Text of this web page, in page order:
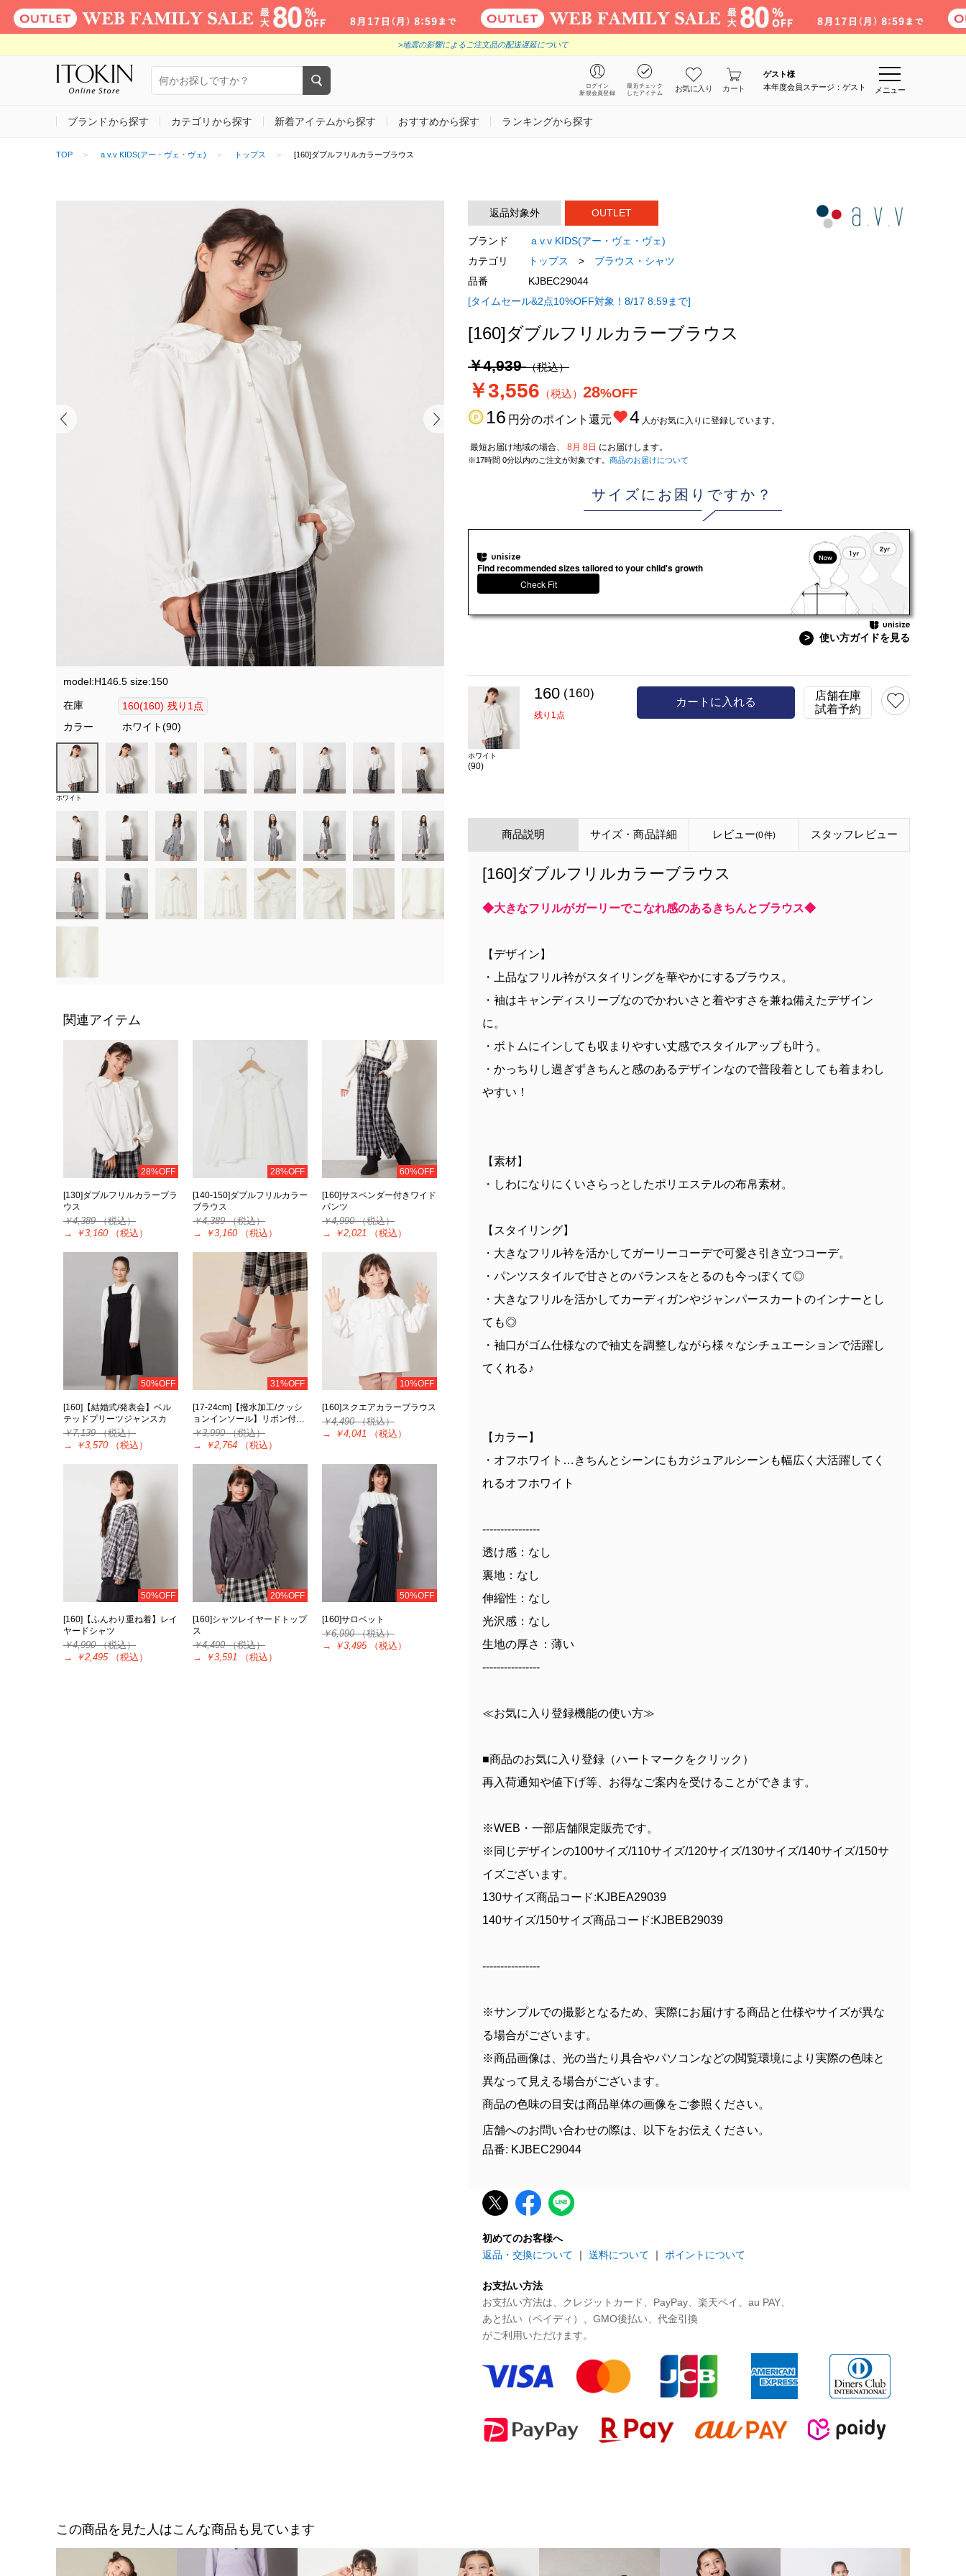
>地震の影響によるご注文品の配送遅延について
ログイン
新規会員登録
最近チェック
したアイテム
お気に入り カート
ゲスト様
本年度会員ステージ：ゲスト
メニュー
ブランドから探す カテゴリから探す 新着アイテムから探す おすすめから探す ランキングから探す
TOP a.v.v KIDS(アー・ヴェ・ヴェ) トップス [160]ダブルフリルカラーブラウス
model:H146.5 size:150
在庫 160(160) 残り1点
カラー
ホワイト(90)
ホワイト
関連アイテム
28%OFF
[130]ダブルフリルカラーブラ
ウス
￥4,389（税込）
→
￥3,160 （税込）
28%OFF
[140-150]ダブルフリルカラー
ブラウス
￥4,389（税込）
→
￥3,160 （税込）
60%OFF
[160]サスペンダー付きワイド
パンツ
￥4,990（税込）
→
￥2,021 （税込）
50%OFF
[160]【結婚式/発表会】ベル
テッドプリーツジャンスカ
￥7,139（税込）
→
￥3,570 （税込）
31%OFF
[17-24cm]【撥水加工/クッシ
ョンインソール】リボン付…
￥3,990（税込）
→
￥2,764 （税込）
10%OFF
[160]スクエアカラーブラウス
￥4,490（税込）
→
￥4,041 （税込）
50%OFF
[160]【ふんわり重ね着】レイ
ヤードシャツ
￥4,990（税込）
→
￥2,495 （税込）
20%OFF
[160]シャツレイヤードトップ
ス
￥4,490（税込）
→
￥3,591 （税込）
50%OFF
[160]サロペット
￥6,990（税込）
→
￥3,495 （税込）
返品対象外 OUTLET
ブランド
a.v.v KIDS(アー・ヴェ・ヴェ)
カテゴリ
トップス >
ブラウス・シャツ
品番
KJBEC29044
[タイムセール&2点10%OFF対象！8/17 8:59まで]
[160]ダブルフリルカラーブラウス
￥4,939（税込）
￥3,556 （税込） 28%OFF
16 円分のポイント還元 4 人がお気に入りに登録しています。
最短お届け地域の場合、 8月 8日 にお届けします。
※17時間 0分以内のご注文が対象です。 商品のお届けについて
サイズにお困りですか？
Find recommended sizes tailored to your child's growth
Check Fit
> 使い方ガイドを見る
ホワイト
(90)
160 (160)
残り1点
カートに入れる
店舗在庫
試着予約
商品説明 サイズ・商品詳細 レビュー(0件) スタッフ レビュー
[160]ダブルフリルカラーブラウス
◆大きなフリルがガーリーでこなれ感のあるきちんとブラウス◆
【デザイン】
・上品なフリル衿がスタイリングを華やかにするブラウス。
・袖はキャンディスリーブなのでかわいさと着やすさを兼ね備えたデザイン
に。
・ボトムにインしても収まりやすい丈感でスタイルアップも叶う。
・かっちりし過ぎずきちんと感のあるデザインなので普段着としても着まわし
やすい！
【素材】
・しわになりにくいさらっとしたポリエステルの布帛素材。
【スタイリング】
・大きなフリル衿を活かしてガーリーコーデで可愛さ引き立つコーデ。
・パンツスタイルで甘さとのバランスをとるのも今っぽくて◎
・大きなフリルを活かしてカーディガンやジャンパースカートのインナーとし
ても◎
・袖口がゴム仕様なので袖丈を調整しながら様々なシチュエーションで活躍し
てくれる♪
【カラー】
・オフホワイト…きちんとシーンにもカジュアルシーンも幅広く大活躍してく
れるオフホワイト
----------------
透け感：なし
裏地：なし
伸縮性：なし
光沢感：なし
生地の厚さ：薄い
----------------
≪お気に入り登録機能の使い方≫
■商品のお気に入り登録（ハートマークをクリック）
再入荷通知や値下げ等、お得なご案内を受けることができます。
※WEB・一部店舗限定販売です。
※同じデザインの100サイズ/110サイズ/120サイズ/130サイズ/140サイズ/150サ
イズございます。
130サイズ商品コード:KJBEA29039
140サイズ/150サイズ商品コード:KJBEB29039
----------------
※サンプルでの撮影となるため、実際にお届けする商品と仕様やサイズが異な
る場合がございます。
※商品画像は、光の当たり具合やパソコンなどの閲覧環境により実際の色味と
異なって見える場合がございます。
商品の色味の目安は商品単体の画像をご参照ください。
店舗へのお問い合わせの際は、以下をお伝えください。
品番: KJBEC29044
初めてのお客様へ
返品・交換について ｜ 送料について ｜ ポイントについて
お支払い方法
お支払い方法は、クレジットカード、PayPay、楽天ペイ、au PAY、
あと払い（ペイディ）、GMO後払い、代金引換
がご利用いただけます。
この商品を見た人はこんな商品も見ています